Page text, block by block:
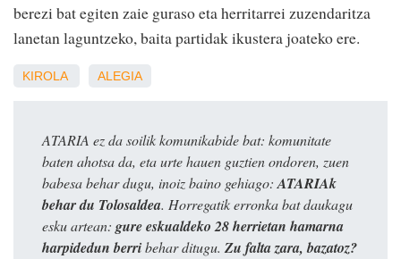
berezi bat egiten zaie guraso eta herritarrei zuzendaritza
lanetan laguntzeko, baita partidak ikustera joateko ere.
KIROLA ALEGIA
ATARIA ez da soilik komunikabide bat: komunitate
baten ahotsa da, eta urte hauen guztien ondoren, zuen
babesa behar dugu, inoiz baino gehiago: ATARIAk
behar du Tolosaldea. Horregatik erronka bat daukagu
esku artean: gure eskualdeko 28 herrietan hamarna
harpidedun berribehar ditugu. Zu falta zara, bazatoz?